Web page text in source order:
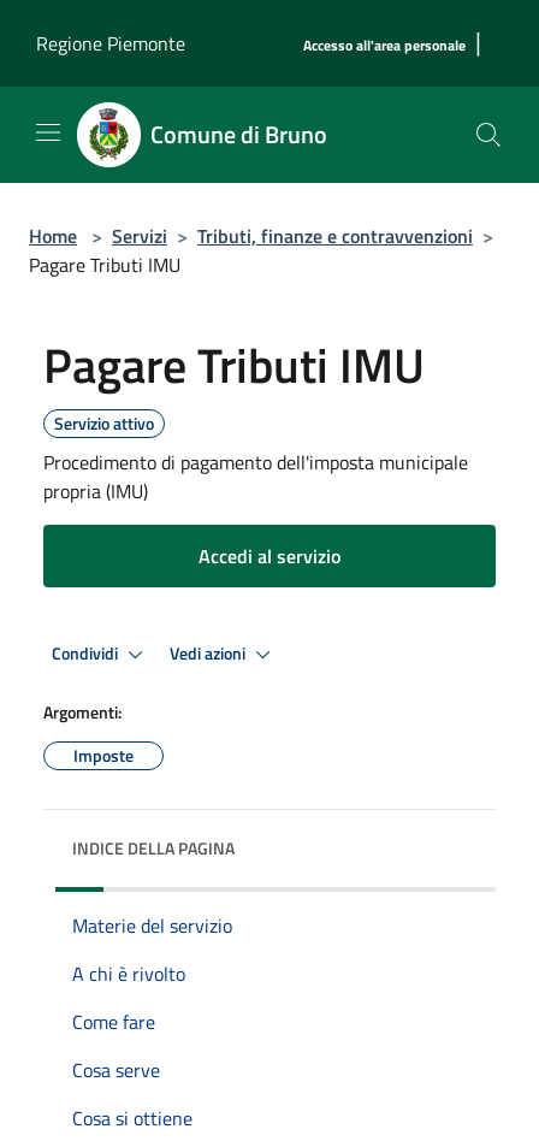
Regione Piemonte
Accesso all'area personale |
Comune di Bruno
Home > Servizi > Tributi, finanze e contravvenzioni >
Pagare Tributi IMU
Pagare Tributi IMU
Servizio attivo
Procedimento di pagamento dell'imposta municipale
propria (IMU)
Accedi al servizio
Condividi Vedi azioni
Argomenti:
Imposte
INDICE DELLA PAGINA
Materie del servizio
A chi è rivolto
Come fare
Cosa serve
Cosa si ottiene